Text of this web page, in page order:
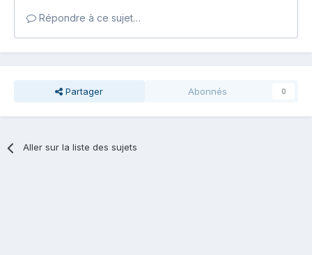
Répondre à ce sujet…
Partager Abonnés 0
Aller sur la liste des sujets